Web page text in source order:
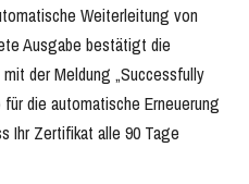
Weiterleitung von
Ausgabe bestätigt die
der Meldung „Successfully
die automatische Erneuerung
Ihr Zertifikat alle 90 Tage